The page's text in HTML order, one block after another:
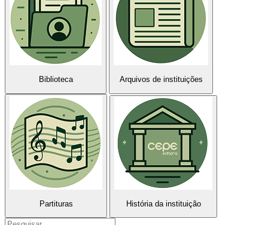
Biblioteca Arquivos de instituições
Partituras História da instituição